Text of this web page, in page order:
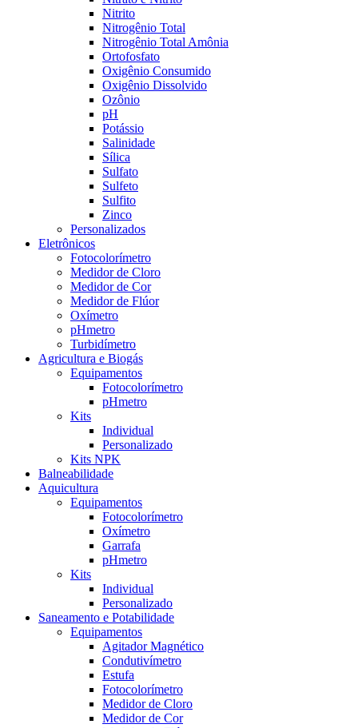
Nitrito
Nitrogênio Total
Nitrogênio Total Amônia
Ortofosfato
Oxigênio Consumido
Oxigênio Dissolvido
Ozônio
pH
Potássio
Salinidade
Sílica
Sulfato
Sulfeto
Sulfito
Zinco
Personalizados
Eletrônicos
Fotocolorímetro
Medidor de Cloro
Medidor de Cor
Medidor de Flúor
Oxímetro
pHmetro
Turbidímetro
Agricultura e Biogás
Equipamentos
Fotocolorímetro
pHmetro
Kits
Individual
Personalizado
Kits NPK
Balneabilidade
Aquicultura
Equipamentos
Fotocolorímetro
Oxímetro
Garrafa
pHmetro
Kits
Individual
Personalizado
Saneamento e Potabilidade
Equipamentos
Agitador Magnético
Condutivímetro
Estufa
Fotocolorímetro
Medidor de Cloro
Medidor de Cor